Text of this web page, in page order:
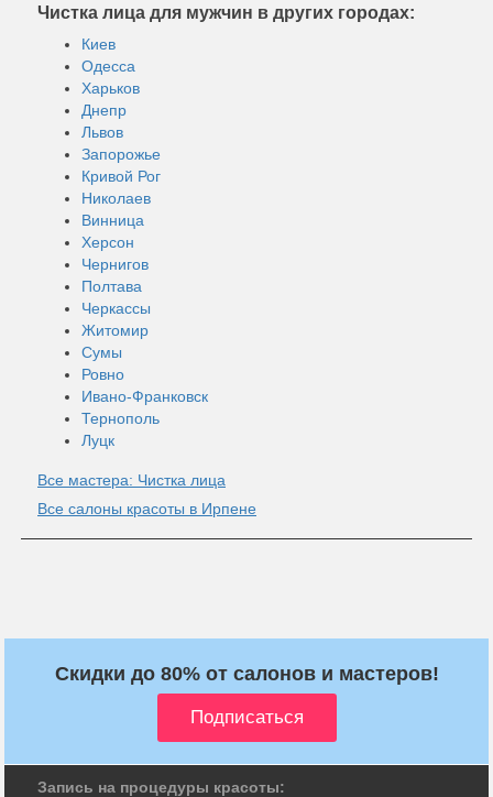
Чистка лица для мужчин в других городах:
Киев
Одесса
Харьков
Днепр
Львов
Запорожье
Кривой Рог
Николаев
Винница
Херсон
Чернигов
Полтава
Черкассы
Житомир
Сумы
Ровно
Ивано-Франковск
Тернополь
Луцк
Все мастера: Чистка лица
Все салоны красоты в Ирпене
Скидки до 80% от салонов и мастеров!
Запись на процедуры красоты: